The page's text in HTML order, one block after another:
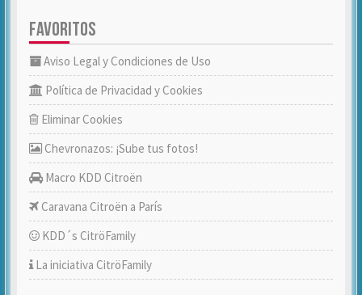
FAVORITOS
Aviso Legal y Condiciones de Uso
Política de Privacidad y Cookies
Eliminar Cookies
Chevronazos: ¡Sube tus fotos!
Macro KDD Citroën
Caravana Citroën a París
KDD´s CitröFamily
La iniciativa CitröFamily